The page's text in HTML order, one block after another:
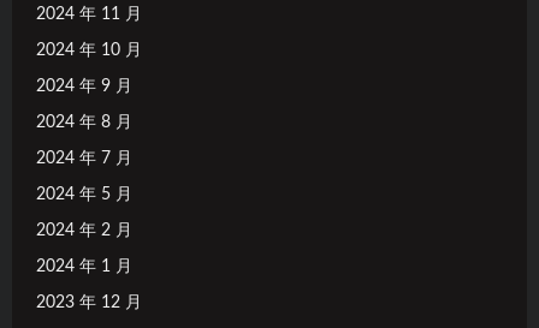
2024 年 11 月
2024 年 10 月
2024 年 9 月
2024 年 8 月
2024 年 7 月
2024 年 5 月
2024 年 2 月
2024 年 1 月
2023 年 12 月